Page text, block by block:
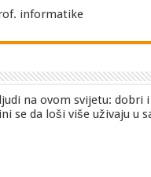
informatike
na ovom svijetu: dobri
se da loši više uživaju u